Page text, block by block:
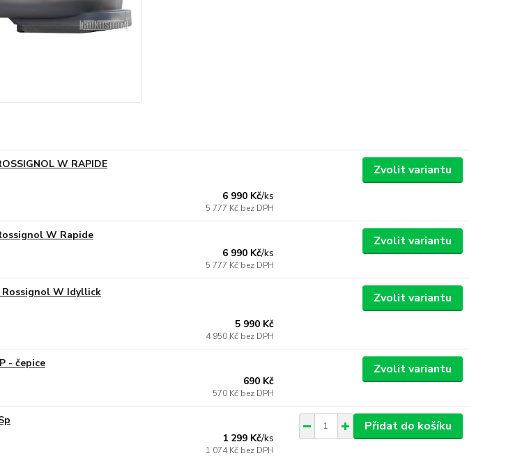
W RAPIDE
6 990 Kč/ks
5 777 Kč bez DPH
Zvolit variantu
W Rapide
6 990 Kč/ks
5 777 Kč bez DPH
Zvolit variantu
Rossignol W Idyllick
5 990 Kč
4 950 Kč bez DPH
Zvolit variantu
- čepice
690 Kč
570 Kč bez DPH
Zvolit variantu
1 299 Kč/ks
1 074 Kč bez DPH
Přidat do košíku